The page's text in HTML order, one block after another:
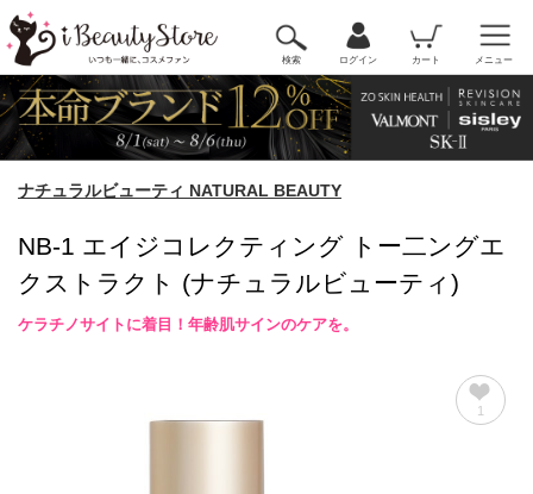
検索 ログイン カート メニュー
ナチュラルビューティ NATURAL BEAUTY
NB-1 エイジコレクティング トー二ングエ
クストラクト (ナチュラルビューティ)
ケラチノサイトに着目！年齢肌サインのケアを。
1